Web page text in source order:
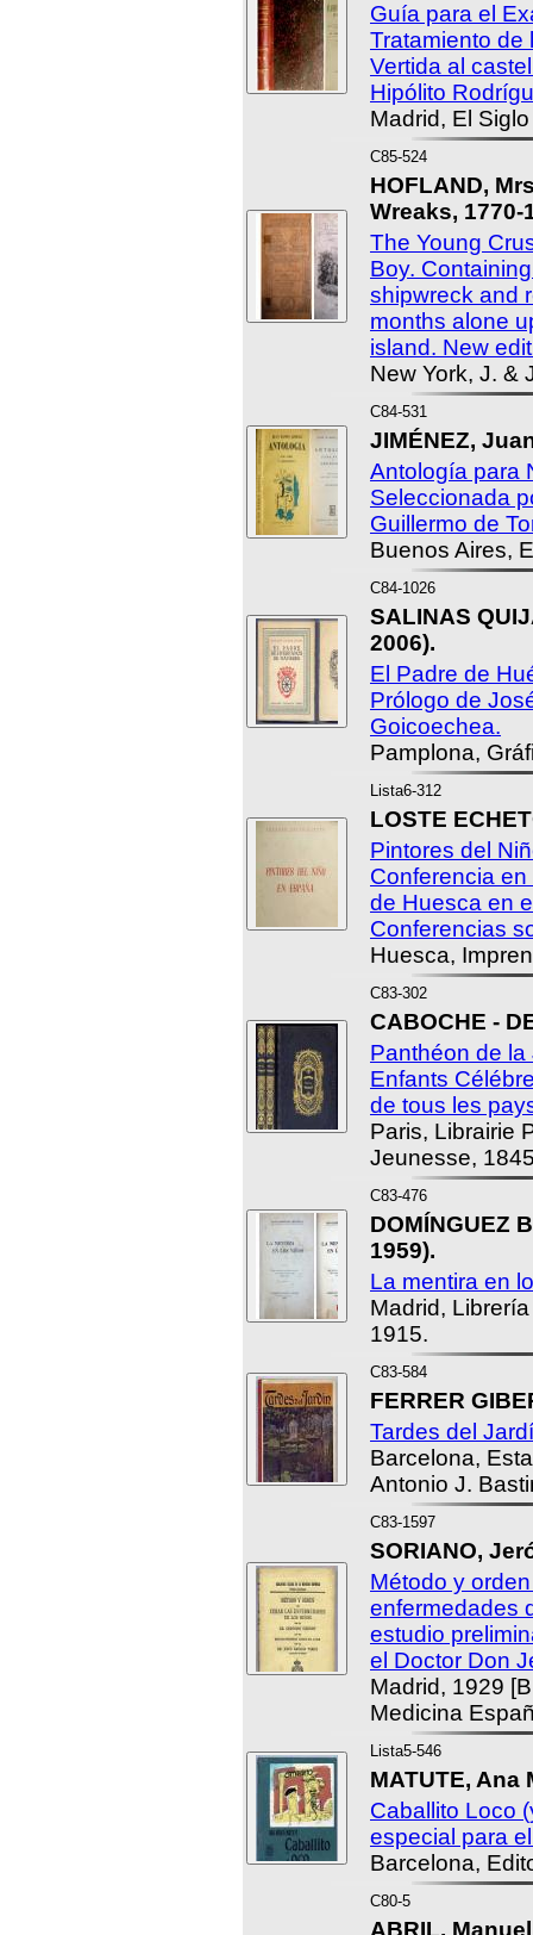
Guía para el
Tratamiento de
Vertida al
Hipólito
Madrid, El
C85-524
HOFLAND,
Wreaks, 1770-
The Young
Boy.
shipwreck and
months alone
island. New
New York, J. &
C84-531
JIMÉNEZ,
Antología para
Seleccionada
Guillermo de
Buenos Aires,
C84-1026
SALINAS
2006).
El Padre de
Prólogo de
Goicoechea.
Pamplona,
Lista6-312
LOSTE
Pintores del
Conferencia
de Huesca en
Conferencias
Huesca,
C83-302
CABOCHE -
Panthéon de
Enfants
de tous les
Paris, Librairie
Jeunesse,
C83-476
DOMÍNGUEZ
1959).
La mentira en
Madrid,
1915.
C83-584
FERRER
Tardes del
Barcelona,
Antonio J.
C83-1597
SORIANO,
Método y
enfermedades
estudio
el Doctor Don
Madrid, 1929
Medicina
Lista5-546
MATUTE, Ana
Caballito Loco
especial para
Barcelona,
C80-5
ABRIL,